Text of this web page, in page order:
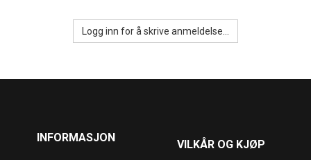
Logg inn for å skrive anmeldelse...
INFORMASJON
VILKÅR OG KJØP